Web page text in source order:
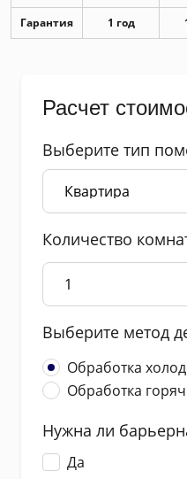
Гарантия 1 год
Расчет
Выберите тип
Количество
Выберите метод
Обработка
Обработка
Нужна ли
Да